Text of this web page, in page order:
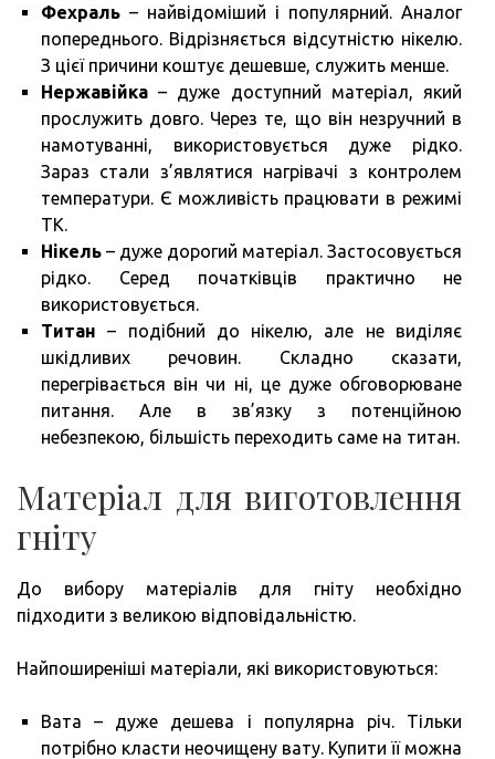
Фехраль – найвідоміший і популярний. Аналог
попереднього. Відрізняється відсутністю нікелю.
З цієї причини коштує дешевше, служить менше.
Нержавійка – дуже доступний матеріал, який
прослужить довго. Через те, що він незручний в
намотуванні, використовується дуже рідко.
Зараз стали з’являтися нагрівачі з контролем
температури. Є можливість працювати в режимі
ТК.
Нікель – дуже дорогий матеріал. Застосовується
рідко. Серед початківців практично не
використовується.
Титан – подібний до нікелю, але не виділяє
шкідливих речовин. Складно сказати,
перегрівається він чи ні, це дуже обговорюване
питання. Але в зв’язку з потенційною
небезпекою, більшість переходить саме на титан.
Матеріал для виготовлення
гніту
До вибору матеріалів для гніту необхідно
підходити з великою відповідальністю.
Найпоширеніші матеріали, які використовуються:
Вата – дуже дешева і популярна річ. Тільки
потрібно класти неочищену вату. Купити її можна